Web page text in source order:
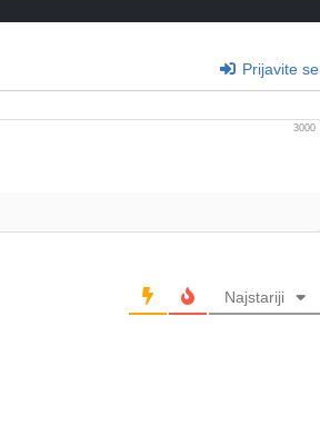
Prijavite se
3000
Najstariji